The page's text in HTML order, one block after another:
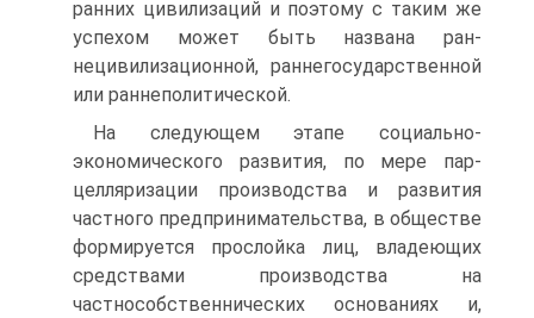
ранних цивилизаций и поэтому с таким же
успехом может быть названа ран­
нецивилизационной, раннегосударственной
или раннеполитической.
На следующем этапе социально-
экономического развития, по мере пар-
целляризации производства и развития
частного предпринимательства, в обществе
формируется прослойка лиц, владеющих
средствами производства на
частнособственнических основаниях и,